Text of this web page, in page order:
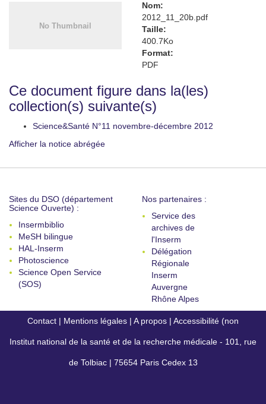
Nom:
2012_11_20b.pdf
Taille:
400.7Ko
Format:
PDF
Ce document figure dans la(les)
collection(s) suivante(s)
Science&Santé N°11 novembre-décembre 2012
Afficher la notice abrégée
Sites du DSO (département
Science Ouverte) :
Insermbiblio
MeSH bilingue
HAL-Inserm
Photoscience
Science Open Service
(SOS)
Nos partenaires :
Service des
archives de
l'Inserm
Délégation
Régionale
Inserm
Auvergne
Rhône Alpes
Contact | Mentions légales | A propos | Accessibilité (non
conforme)
Institut national de la santé et de la recherche médicale - 101, rue
de Tolbiac | 75654 Paris Cedex 13